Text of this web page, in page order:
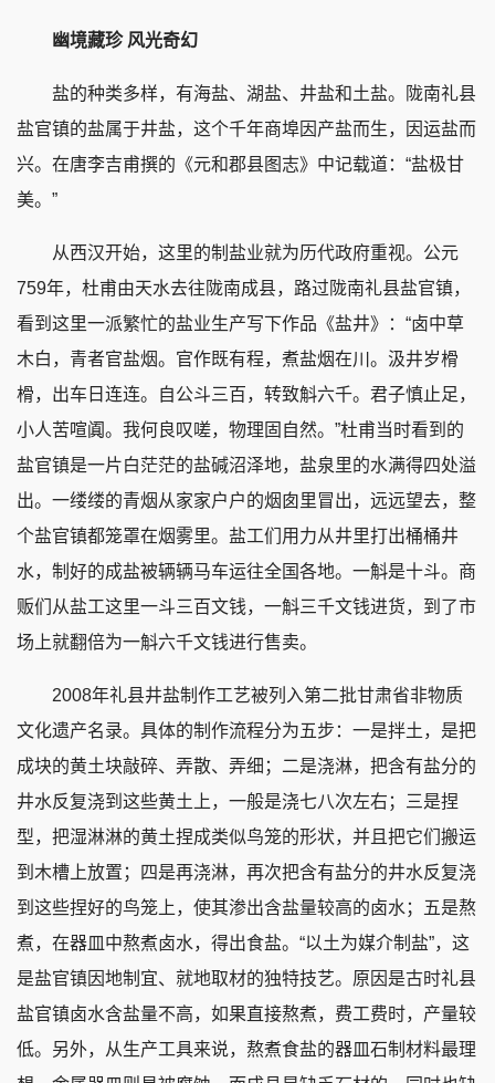
幽境藏珍 风光奇幻
盐的种类多样，有海盐、湖盐、井盐和土盐。陇南礼县
盐官镇的盐属于井盐，这个千年商埠因产盐而生，因运盐而
兴。在唐李吉甫撰的《元和郡县图志》中记载道：“盐极甘
美。”
从西汉开始，这里的制盐业就为历代政府重视。公元
759年，杜甫由天水去往陇南成县，路过陇南礼县盐官镇，
看到这里一派繁忙的盐业生产写下作品《盐井》：“卤中草
木白，青者官盐烟。官作既有程，煮盐烟在川。汲井岁榾
榾，出车日连连。自公斗三百，转致斛六千。君子慎止足，
小人苦喧阗。我何良叹嗟，物理固自然。”杜甫当时看到的
盐官镇是一片白茫茫的盐碱沼泽地，盐泉里的水满得四处溢
出。一缕缕的青烟从家家户户的烟囱里冒出，远远望去，整
个盐官镇都笼罩在烟雾里。盐工们用力从井里打出桶桶井
水，制好的成盐被辆辆马车运往全国各地。一斛是十斗。商
贩们从盐工这里一斗三百文钱，一斛三千文钱进货，到了市
场上就翻倍为一斛六千文钱进行售卖。
2008年礼县井盐制作工艺被列入第二批甘肃省非物质
文化遗产名录。具体的制作流程分为五步：一是拌土，是把
成块的黄土块敲碎、弄散、弄细；二是浇淋，把含有盐分的
井水反复浇到这些黄土上，一般是浇七八次左右；三是捏
型，把湿淋淋的黄土捏成类似鸟笼的形状，并且把它们搬运
到木槽上放置；四是再浇淋，再次把含有盐分的井水反复浇
到这些捏好的鸟笼上，使其渗出含盐量较高的卤水；五是熬
煮，在器皿中熬煮卤水，得出食盐。“以土为媒介制盐”，这
是盐官镇因地制宜、就地取材的独特技艺。原因是古时礼县
盐官镇卤水含盐量不高，如果直接熬煮，费工费时，产量较
低。另外，从生产工具来说，熬煮食盐的器皿石制材料最理